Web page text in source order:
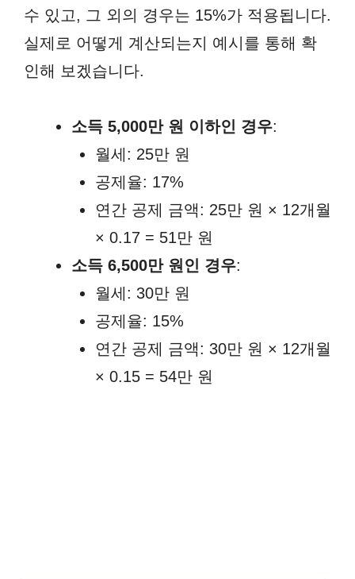
수 있고, 그 외의 경우는 15%가 적용됩니다.
실제로 어떻게 계산되는지 예시를 통해 확
인해 보겠습니다.
소득 5,000만 원 이하인 경우:
월세: 25만 원
공제율: 17%
연간 공제 금액: 25만 원 × 12개월
× 0.17 = 51만 원
소득 6,500만 원인 경우:
월세: 30만 원
공제율: 15%
연간 공제 금액: 30만 원 × 12개월
× 0.15 = 54만 원